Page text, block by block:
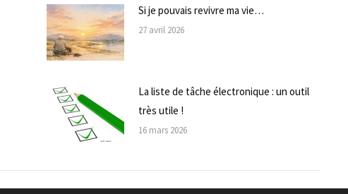
Si je pouvais revivre ma vie…
27 avril 2026
La liste de tâche électronique : un outil
très utile !
16 mars 2026